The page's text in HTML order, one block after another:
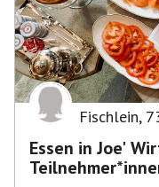
Fischlein,
Essen in Joe'